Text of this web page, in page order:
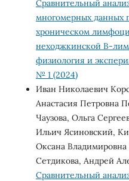
Сравнительный
многомерных данных
хроническом
неходжкинской В-
физиология и
№ 1 (2024)
Иван Николаевич
Анастасия Петровна
Чаузова, Ольга
Ильич Ясиновский,
Оксана
Сетдикова, Андрей
Сравнительный